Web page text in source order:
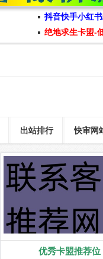
抖音快手小红
绝地求生卡盟-
出站排行 快审网
优秀卡盟推荐位